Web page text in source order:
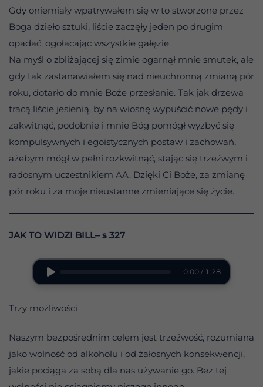
Gdy oniemiały wpatrywałem się w to stworzone przez
Boga dzieło sztuki, liście zaczęły jeden po drugim
opadać, ogołacając wszystkie gałęzie.
Na myśl o zbliżającej się zimie ogarnął mnie smutek, ale
gdy tak zastanawiałem się nad nieuchronną zmianą pór
roku, dotarło do mnie Boże przesłanie. Tak jak drzewa
tracą liście jesienią, by na wiosnę wypuścić nowe pędy i
zakwitnąć, podobnie i mnie Bóg pomógł wyzbyć się
kompulsywnych i egoistycznych postaw i zachowań,
ażebym mógł w pełni rozkwitnąć, stając się trzeźwym i
radosnym uczestnikiem AA. Dzięki Ci Boże, za zmianę
pór roku i za moje nieustanne zmieniające się życie.
JAK TO WIDZI BILL– s 327
0:00 / 1:28
Trzy możliwości
Naszym bezpośrednim celem jest trzeźwość, rozumiana
jako wolność od alkoholu i od żałosnych konsekwencji,
jakie pociąga za sobą dla nas używanie go. Bez tej